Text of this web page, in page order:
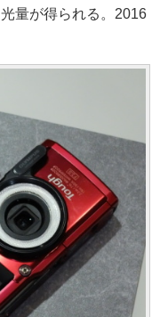
量が得られる。2016